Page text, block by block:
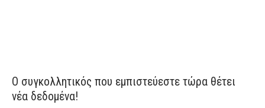
Ο συγκολλητικός που εμπιστεύεστε τώρα θέτει
νέα δεδομένα!